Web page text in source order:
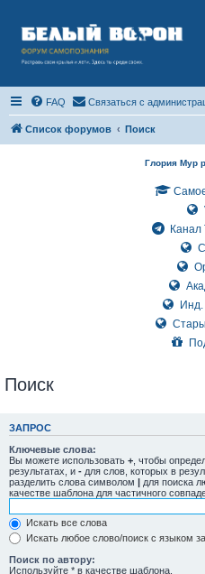
FAQ Связаться с
Список форумов Поиск
Глория Мур
Канал
Инд.
Поиск
ЗАПРОС
Ключевые слова:
Вы можете использовать + , чтобы
результатах, и - для слов, которых в
разделить слова символом | для поиска
качестве шаблона для частичного
Искать все слова
Искать любое слово/поиск с языком
Поиск по автору:
Используйте * в качестве шаблона.